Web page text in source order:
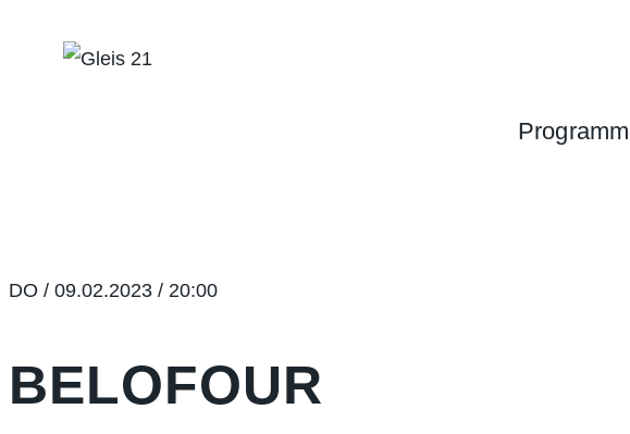
Programm
DO / 09.02.2023 / 20:00
BELOFOUR